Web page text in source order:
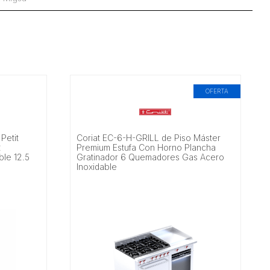
12.5
OFERTA
Coriat EC-6-H-GRILL de Piso Máster
Premium Estufa Con Horno Plancha
Gratinador 6 Quemadores Gas Acero
Inoxidable